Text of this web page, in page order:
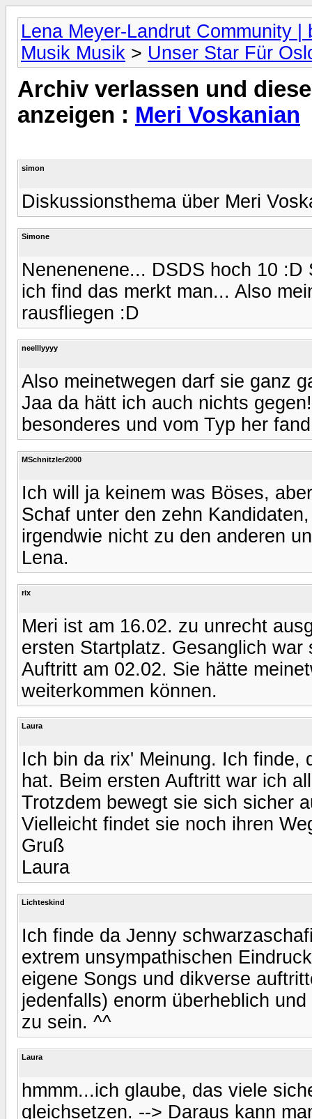
Lena Meyer-Landrut Community |
Musik Musik > Unser Star Für
Archiv verlassen und
anzeigen : Meri Voskanian
simon
Diskussionsthema über Meri
Simone
Nenenenene... DSDS hoch 10
ich find das merkt man... Also
rausfliegen :D
neelllyyyy
Also meinetwegen darf sie ganz
Jaa da hätt ich auch nichts
besonderes und vom Typ her
MSchnitzler2000
Ich will ja keinem was Böses,
Schaf unter den zehn
irgendwie nicht zu den anderen
Lena.
rix
Meri ist am 16.02. zu unrecht
ersten Startplatz. Gesanglich
Auftritt am 02.02. Sie hätte
weiterkommen können.
Laura
Ich bin da rix' Meinung. Ich finde,
hat. Beim ersten Auftritt war ich
Trotzdem bewegt sie sich sicher
Vielleicht findet sie noch ihren
Gruß
Laura
Lichteskind
Ich finde da Jenny
extrem unsympathischen
eigene Songs und dikverse
jedenfalls) enorm überheblich
zu sein. ^^
Laura
hmmm...ich glaube, das viele
gleichsetzen. --> Daraus kann